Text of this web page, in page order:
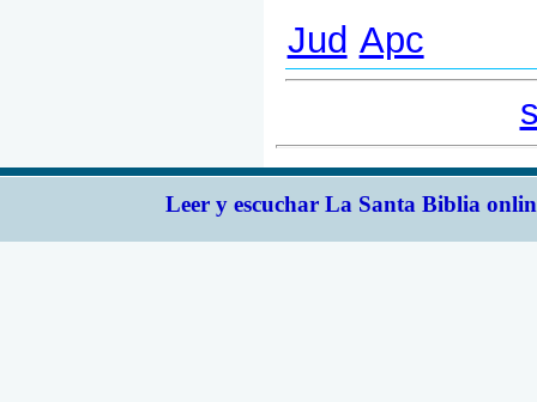
Leer y escuchar La Santa Biblia